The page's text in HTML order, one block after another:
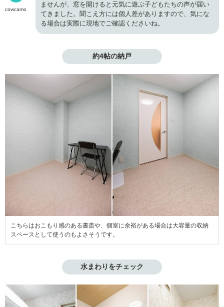
cowcamo
ませんが、窓を開けると元気に遊ぶ子どもたちの声が届い
てきました。聞こえ方には個人差がありますので、気にな
る場合は実際に現地でご確認くださいね。
約4帖の納戸
こちらはおこもり感のある書斎や、個室に余裕がある場合は大容量の収納
スペースとして使うのもよさそうです。
水まわりをチェック